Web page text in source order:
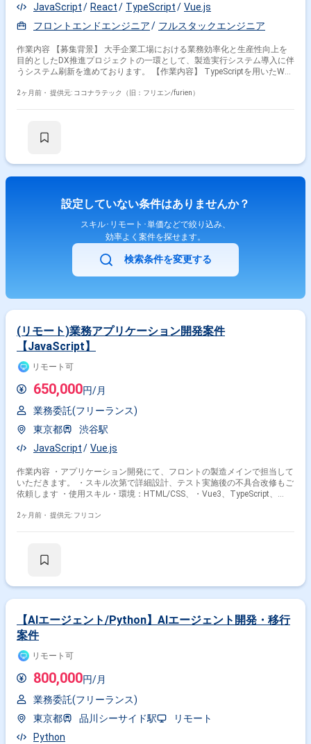
JavaScript
React TypeScript
Vue.js
フロントエンドエンジニア
フルスタックエンジニア
作業内容 【募集背景】 大手企業工場における業務効率化と生産性向上を
目的としたDX推進プロジェクトの一環として、製造実行システム導入に伴
うシステム刷新を進めております。 【作業内容】 TypeScriptを用いたWeb
ェーズにおける基本設計、詳細設計、実装、テストまで一連の工程をご担
を推進できる方を求めております。チームメンバーや顧客と円滑にコミュ
ができる環境です。 【開発環境】 フロントエンドは
TypeScript（JavaScript）、NestJS、Prismaを使用しております。データ
ベースはPostgreSQL、インフラはAWS環境を利用しております。
2ヶ月前・ 提供元: ココナラテック（旧：フリエン/furien）
設定していない条件はありませんか？
スキル･リモート･単価などで絞り込み、
効率よく案件を探せます。
検索条件を変更する
(リモート)業務アプリケーション開発案件
【JavaScript】
リモート可
650,000円/月
業務委託(フリーランス)
東京都
渋谷駅
JavaScript
Vue.js
作業内容 ・アプリケーション開発にて、フロントの製造メインで担当して
いただきます。 ・スキル次第で詳細設計、テスト実施後の不具合改修もご
依頼します ・使用スキル・環境：HTML/CSS、・Vue3、TypeScript、
2ヶ月前・ 提供元: フリコン
【AIエージェント/Python】AIエージェント開発・移行
案件
リモート可
800,000円/月
業務委託(フリーランス)
東京都
品川シーサイド駅
リモート
Python